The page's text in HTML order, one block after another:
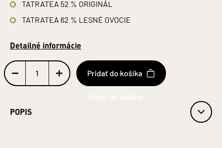
TATRATEA 52 % ORIGINÁL
TATRATEA 62 % LESNÉ OVOCIE
Detailné informácie
Pridať do košíka
POPIS